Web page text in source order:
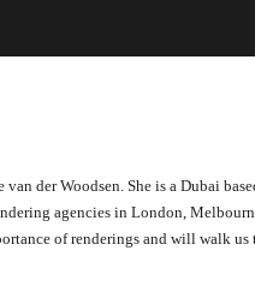
der Woodsen. She is a Dubai
agencies in London,
of renderings and will walk us